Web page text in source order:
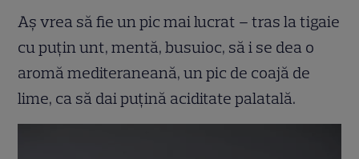
Aș vrea să fie un pic mai lucrat – tras la tigaie
cu puțin unt, mentă, busuioc, să i se dea o
aromă mediteraneană, un pic de coajă de
lime, ca să dai puțină aciditate palatală.